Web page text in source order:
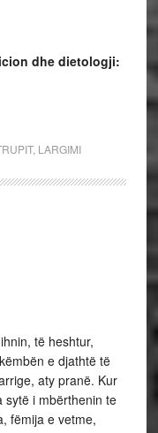
dhe dietologji:
, LARGIMI
të heshtur,
e djathtë të
aty pranë. Kur
sytë i mbërthenin te
fëmija e vetme,